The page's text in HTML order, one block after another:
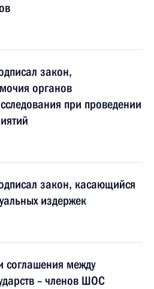
закон,
органов
при проведении
закон, касающийся
издержек
соглашения между
– членов ШОС